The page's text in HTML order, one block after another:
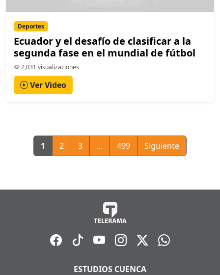
Deportes
Ecuador y el desafío de clasificar a la
segunda fase en el mundial de fútbol
2,031 visualizaciones
Ver Video
1 2 3 ... 499 Siguiente
ESTUDIOS CUENCA